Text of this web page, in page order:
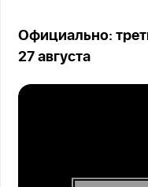
Официально:
27 августа